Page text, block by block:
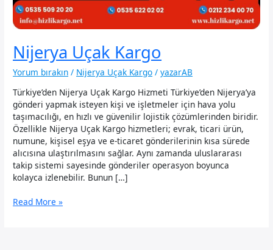
Nijerya Uçak Kargo
Yorum bırakın / Nijerya Uçak Kargo /yazarAB
Türkiye’den Nijerya Uçak Kargo Hizmeti Türkiye’den Nijerya’ya
gönderi yapmak isteyen kişi ve işletmeler için hava yolu
taşımacılığı, en hızlı ve güvenilir lojistik çözümlerinden biridir.
Özellikle Nijerya Uçak Kargo hizmetleri; evrak, ticari ürün,
numune, kişisel eşya ve e-ticaret gönderilerinin kısa sürede
alıcısına ulaştırılmasını sağlar. Aynı zamanda uluslararası
takip sistemi sayesinde gönderiler operasyon boyunca
kolayca izlenebilir. Bunun […]
Nijerya
Read More »